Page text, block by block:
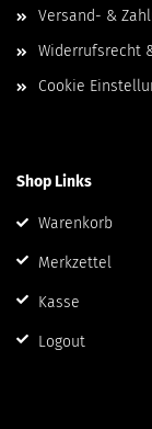
Versand- &
Widerrufsrecht
Cookie
Shop Links
Warenkorb
Merkzettel
Kasse
Logout